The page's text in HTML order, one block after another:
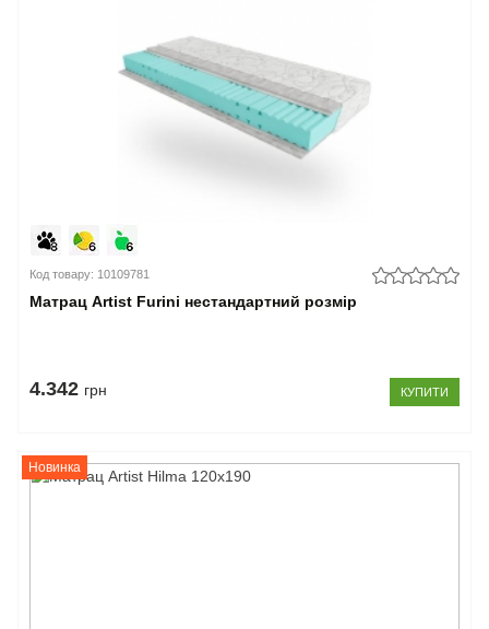
Код товару: 10109781
Матрац Artist Furini нестандартний розмір
4.342 грн КУПИТИ
Новинка